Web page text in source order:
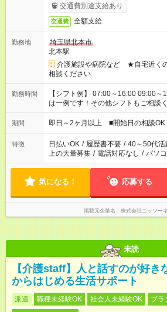
交通費別途支給あり
交通費 全額支給
勤務地
埼玉県北本市
北本駅
介護施設や病院など ★自宅近く
相談ください
勤務時間
【シフト例】 07:00～16:00 09:00～
は一例です！その他シフトもご相談
期間 即日～2ヶ月以上 ■開始日の相談OK
特徴 日払いOK / 履歴書不要 / 40～50代活
上の大量募集 / 電話対応なし / パソ
気になる！ 応募する
掲載元企業名 株式会社ニッソー
未読
【介護staff】人と話すのが好き
からはじめる生活サポート
派遣 職種未経験OK 社会人未経験OK
ブラ